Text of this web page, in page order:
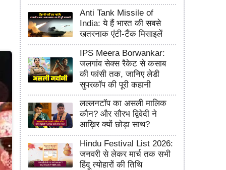
Anti Tank Missile of
India: ये हैं भारत की सबसे
खतरनाक एंटी-टैंक मिसाइलें
IPS Meera Borwankar:
जलगांव सेक्स रैकेट से कसाब
की फांसी तक, जानिए लेडी
सुपरकॉप की पूरी कहानी
लल्लनटॉप का असली मालिक
कौन? और सौरभ द्विवेदी ने
आख़िर क्यों छोड़ा साथ?
Hindu Festival List 2026:
जनवरी से लेकर मार्च तक सभी
हिंदू त्योहारों की तिथि